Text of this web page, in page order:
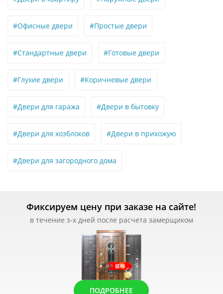
#Офисные двери #Простые двери
#Стандартные двери #Готовые двери
#Глухие двери #Коричневые двери
#Двери для гаража #Двери в бытовку
#Двери для хозблоков #Двери в прихожую
#Двери для загородного дома
Фиксируем цену при заказе на сайте!
в течение з-х дней после расчета замерщиком
ПОДРОБНЕЕ